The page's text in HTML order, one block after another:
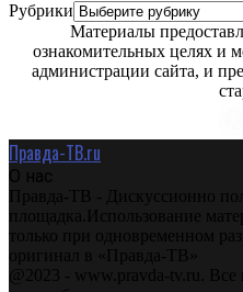
Рубрики
Материалы
ознакомительных целях и
администрации сайта, и
Правда-ТВ.ru
О нас
Правда-ТВ - Дискуссионно
площадка.Использование
только при одновременном
оригинал в «Правда-ТВ»
@2023 - www.pravda-tv.ru. Все